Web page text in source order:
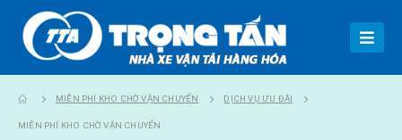
MIỄN PHÍ KHO CHỜ VẬN CHUYỂN DỊCH VỤ ƯU ĐÃI
MIỄN PHÍ KHO CHỜ VẬN CHUYỂN